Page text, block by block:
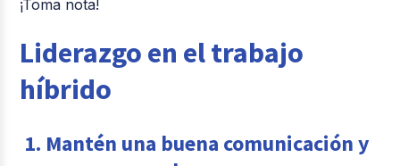
¡Toma nota!
Liderazgo en el trabajo
híbrido
1. Mantén una buena comunicación y